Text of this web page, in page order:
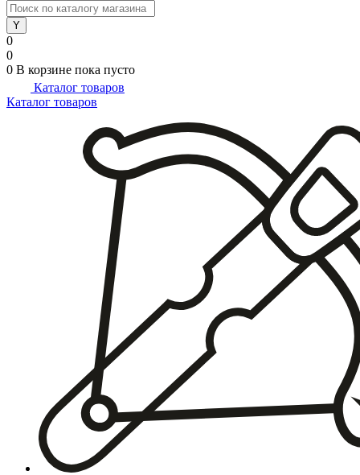
0
0
0 В корзине пока пусто
Каталог товаров
Каталог товаров